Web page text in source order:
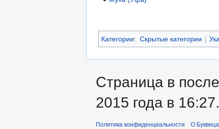
Категории: Скрытые категории
Страница в
2015 года в 16:27.
Политика конфиденциальности О Буквица